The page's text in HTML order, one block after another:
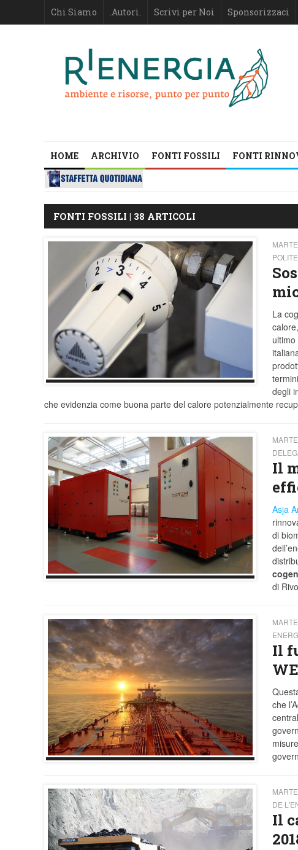
Chi Siamo .Autori. Scrivi per Noi Sponsorizzaci
HOME ARCHIVIO FONTI FOSSILI FONTI
FONTI FOSSILI | 38 ARTICOLI
La
degli
che evidenzia come buona parte del calore potenzialmente
Il
Asja
di
di
Il
che
DE
Il